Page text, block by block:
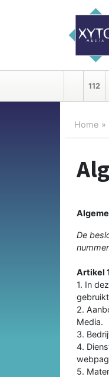
112
Home
De
Artikel
1. In
2.
Media.
3.
4.
5.